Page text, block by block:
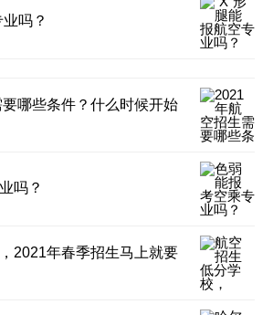
吗？
哪些条件？什么时候开始
吗？
2021年春季招生马上就要